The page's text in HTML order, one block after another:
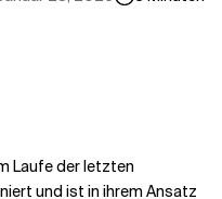
Laufe der letzten
und ist in ihrem Ansatz